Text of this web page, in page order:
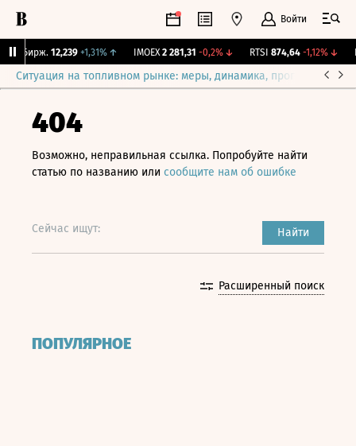
Войти
Бирж. 12,239 +1,31% ↑ IMOEX 2 281,31 -0,2%↓ RTSI 874,64 -1,12%↓
Ситуация на топливном рынке: меры, динамика, прогнозы
404
Возможно, неправильная ссылка. Попробуйте найти
статью по названию или сообщите нам об ошибке
Сейчас ищут: Найти
Расширенный поиск
ПОПУЛЯРНОЕ